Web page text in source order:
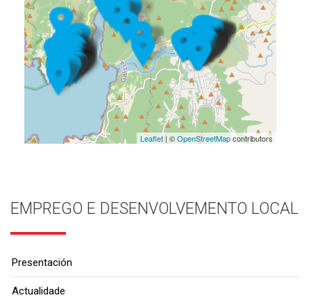
Leaflet| ©OpenStreetMapcontributors
EMPREGO E DESENVOLVEMENTO LOCAL
Presentación
Actualidade